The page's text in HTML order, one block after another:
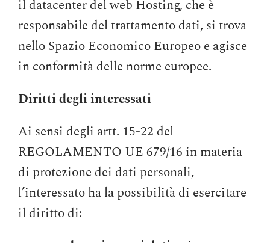
il datacenter del web Hosting, che è
responsabile del trattamento dati, si trova
nello Spazio Economico Europeo e agisce
in conformità delle norme europee.
Diritti degli interessati
Ai sensi degli artt. 15-22 del
REGOLAMENTO UE 679/16 in materia
di protezione dei dati personali,
l’interessato ha la possibilità di esercitare
il diritto di: